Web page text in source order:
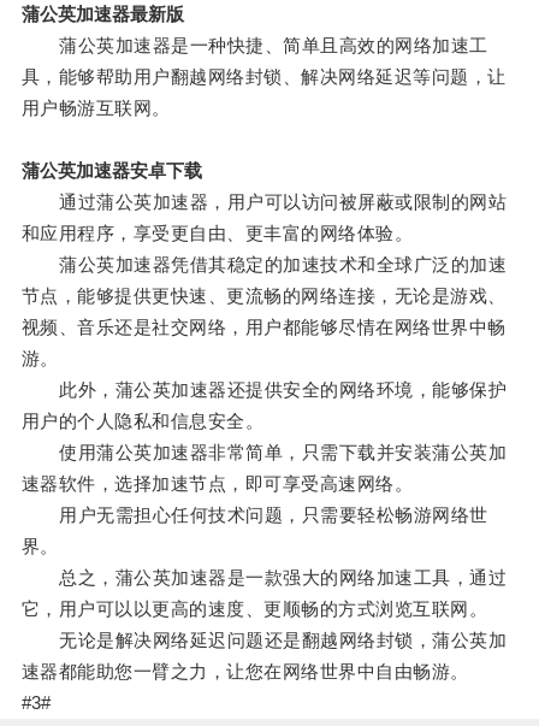
蒲公英加速器最新版
蒲公英加速器是一种快捷、简单且高效的网络加速工
具，能够帮助用户翻越网络封锁、解决网络延迟等问题，让
用户畅游互联网。
蒲公英加速器安卓下载
通过蒲公英加速器，用户可以访问被屏蔽或限制的网站
和应用程序，享受更自由、更丰富的网络体验。
蒲公英加速器凭借其稳定的加速技术和全球广泛的加速
节点，能够提供更快速、更流畅的网络连接，无论是游戏、
视频、音乐还是社交网络，用户都能够尽情在网络世界中畅
游。
此外，蒲公英加速器还提供安全的网络环境，能够保护
用户的个人隐私和信息安全。
使用蒲公英加速器非常简单，只需下载并安装蒲公英加
速器软件，选择加速节点，即可享受高速网络。
用户无需担心任何技术问题，只需要轻松畅游网络世
界。
总之，蒲公英加速器是一款强大的网络加速工具，通过
它，用户可以以更高的速度、更顺畅的方式浏览互联网。
无论是解决网络延迟问题还是翻越网络封锁，蒲公英加
速器都能助您一臂之力，让您在网络世界中自由畅游。
#3#